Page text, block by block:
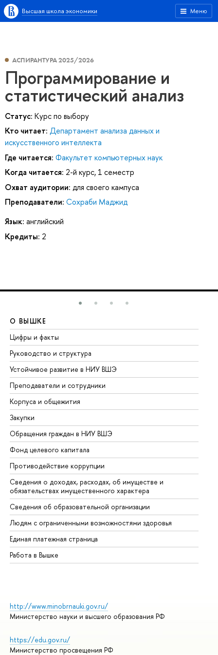
Меню
Высшая школа экономики
АСПИРАНТУРА 2025/2026
Программирование и
статистический анализ
Статус: Курс по выбору
Кто читает: Департамент анализа данных и
искусственного интеллекта
Где читается: Факультет компьютерных наук
Когда читается: 2-й курс, 1 семестр
Охват аудитории: для своего кампуса
Преподаватели: Сохраби Маджид
Язык: английский
Кредиты: 2
О ВЫШКЕ
Цифры и факты
Руководство и структура
Устойчивое развитие в НИУ ВШЭ
Преподаватели и сотрудники
Корпуса и общежития
Закупки
Обращения граждан в НИУ ВШЭ
Фонд целевого капитала
Противодействие коррупции
Сведения о доходах, расходах, об имуществе и
обязательствах имущественного характера
Сведения об образовательной организации
Людям с ограниченными возможностями здоровья
Единая платежная страница
Работа в Вышке
http://www.minobrnauki.gov.ru/
Министерство науки и высшего образования РФ
https://edu.gov.ru/
Министерство просвещения РФ